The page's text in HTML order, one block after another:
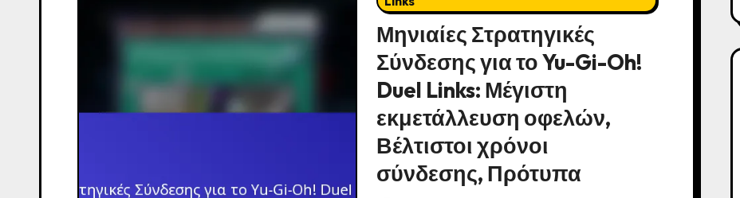
Μηνιαίες Στρατηγικές
Σύνδεσης για το Yu-Gi-Oh!
Duel Links: Μέγιστη
εκμετάλλευση οφελών,
Βέλτιστοι χρόνοι
σύνδεσης, Πρότυπα